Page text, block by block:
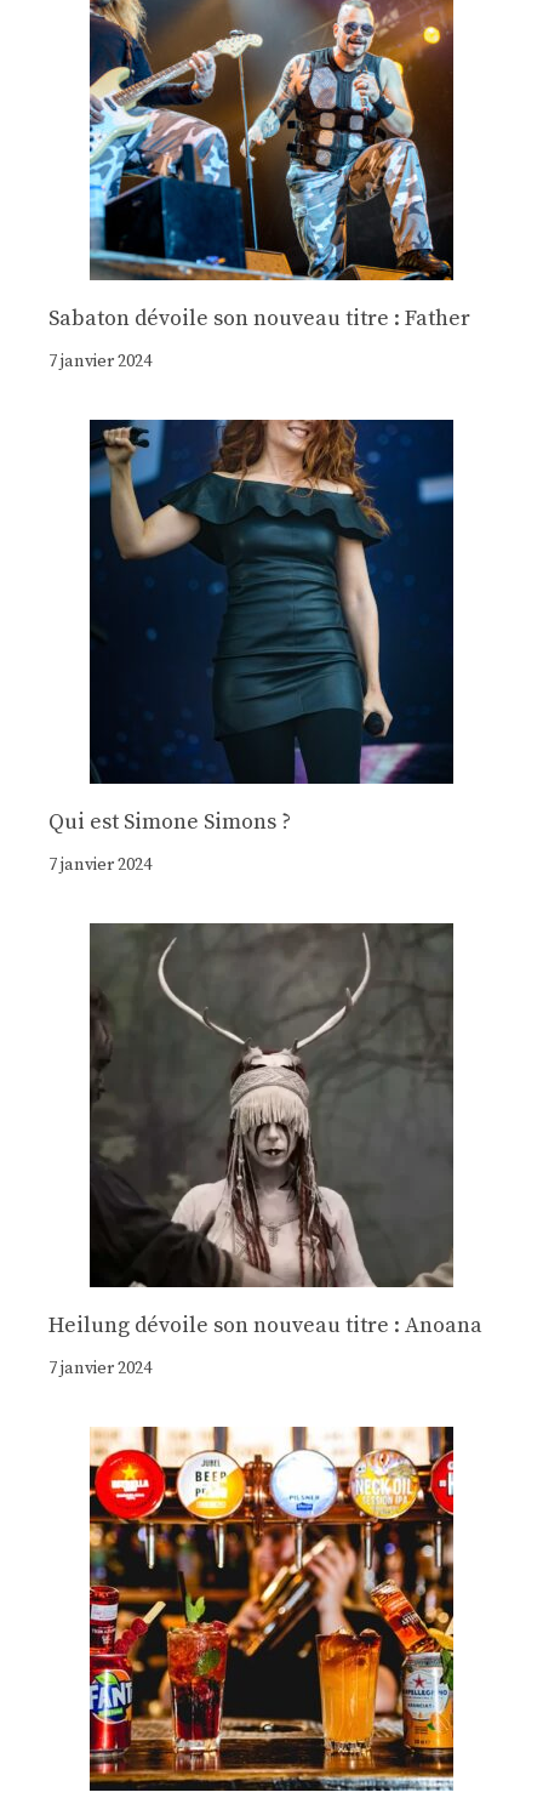
Sabaton dévoile son nouveau titre : Father
7 janvier 2024
Qui est Simone Simons ?
7 janvier 2024
Heilung dévoile son nouveau titre : Anoana
7 janvier 2024